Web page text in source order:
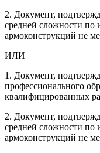
2. Документ,
средней сложности по
армоконструкций не
ИЛИ
1. Документ,
профессионального
квалифицированных
2. Документ,
средней сложности по
армоконструкций не